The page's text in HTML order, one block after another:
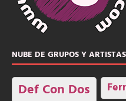
NUBE DE GRUPOS Y ARTISTAS
Def Con Dos